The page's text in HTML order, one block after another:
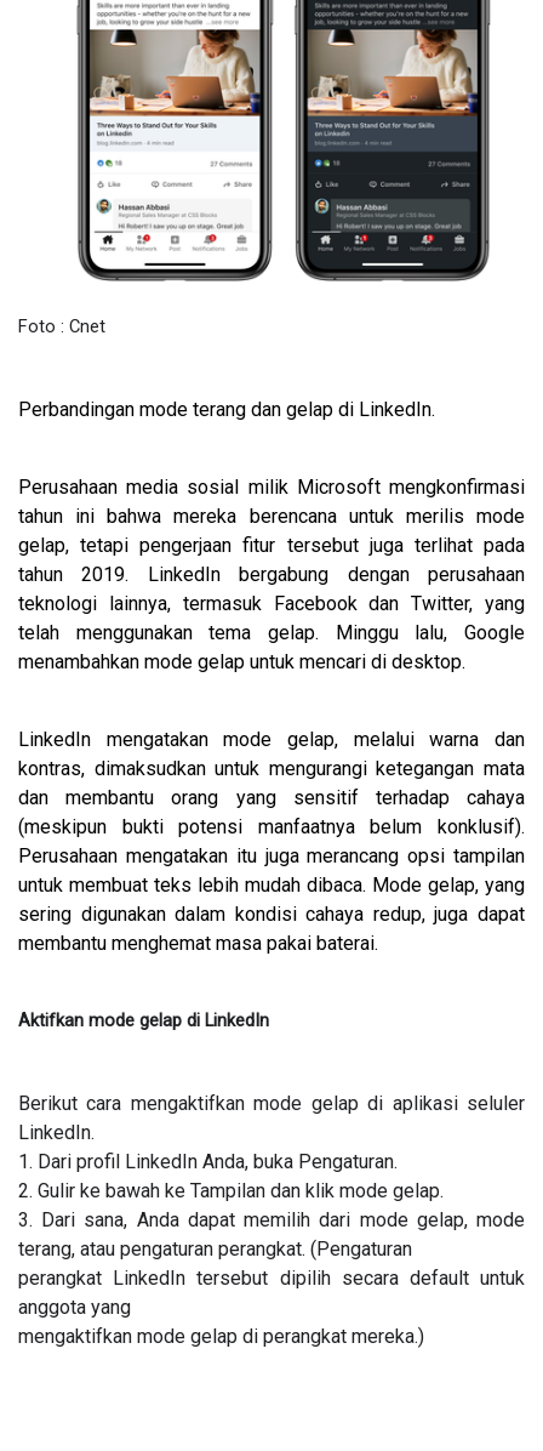
Foto : Cnet
Perbandingan mode terang dan gelap di LinkedIn.
Perusahaan media sosial milik Microsoft mengkonfirmasi
tahun ini bahwa mereka berencana untuk merilis mode
gelap, tetapi pengerjaan fitur tersebut juga terlihat pada
tahun 2019. LinkedIn bergabung dengan perusahaan
teknologi lainnya, termasuk Facebook dan Twitter, yang
telah menggunakan tema gelap. Minggu lalu, Google
menambahkan mode gelap untuk mencari di desktop.
LinkedIn mengatakan mode gelap, melalui warna dan
kontras, dimaksudkan untuk mengurangi ketegangan mata
dan membantu orang yang sensitif terhadap cahaya
(meskipun bukti potensi manfaatnya belum konklusif).
Perusahaan mengatakan itu juga merancang opsi tampilan
untuk membuat teks lebih mudah dibaca. Mode gelap, yang
sering digunakan dalam kondisi cahaya redup, juga dapat
membantu menghemat masa pakai baterai.
Aktifkan mode gelap di LinkedIn
Berikut cara mengaktifkan mode gelap di aplikasi seluler
LinkedIn.
1. Dari profil LinkedIn Anda, buka Pengaturan.
2. Gulir ke bawah ke Tampilan dan klik mode gelap.
3. Dari sana, Anda dapat memilih dari mode gelap, mode
terang, atau pengaturan perangkat. (Pengaturan
perangkat LinkedIn tersebut dipilih secara default untuk
anggota yang
mengaktifkan mode gelap di perangkat mereka.)